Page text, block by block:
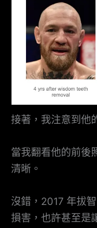
接著，我注意到他
當我翻看他的前後
清晰。
沒錯，2017 年拔
損害，也許甚至是